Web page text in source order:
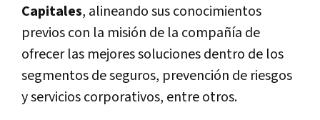
Capitales, alineando sus conocimientos
previos con la misión de la compañía de
ofrecer las mejores soluciones dentro de los
segmentos de seguros, prevención de riesgos
y servicios corporativos, entre otros.